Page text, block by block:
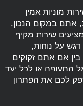
מוניות אמין
אתם במקום הנכון.
שירות מקיף
דגש על נוחות,
בין אם אתם זקוקים
התעופה או לכל יעד
לכם את הפתרון